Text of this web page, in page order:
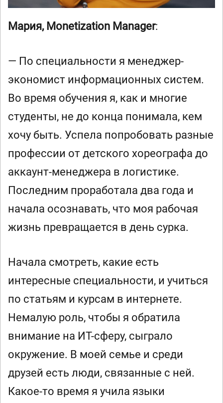
Мария, Monetization Manager:
— По специальности я менеджер-
экономист информационных систем.
Во время обучения я, как и многие
студенты, не до конца понимала, кем
хочу быть. Успела попробовать разные
профессии от детского хореографа до
аккаунт-менеджера в логистике.
Последним проработала два года и
начала осознавать, что моя рабочая
жизнь превращается в день сурка.
Начала смотреть, какие есть
интересные специальности, и учиться
по статьям и курсам в интернете.
Немалую роль, чтобы я обратила
внимание на ИТ-сферу, сыграло
окружение. В моей семье и среди
друзей есть люди, связанные с ней.
Какое-то время я учила языки